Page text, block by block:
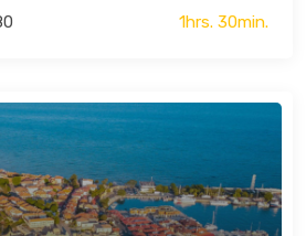
1hrs. 30min.